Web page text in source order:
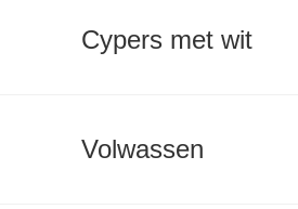
Cypers met wit
Volwassen